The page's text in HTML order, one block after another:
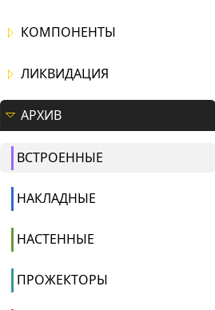
КОМПОНЕНТЫ
ЛИКВИДАЦИЯ
АРХИВ
ВСТРОЕННЫЕ
НАКЛАДНЫЕ
НАСТЕННЫЕ
ПРОЖЕКТОРЫ